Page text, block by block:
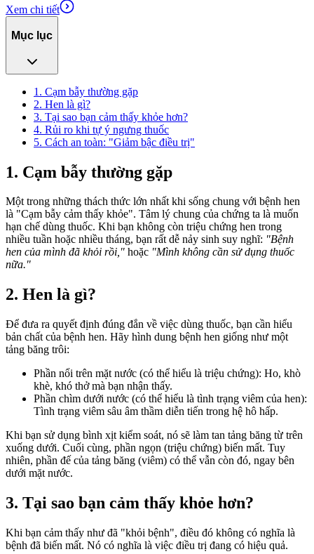
Xem chi tiết
Mục lục
1. Cạm bẫy thường gặp
2. Hen là gì?
3. Tại sao bạn cảm thấy khỏe hơn?
4. Rủi ro khi tự ý ngưng thuốc
5. Cách an toàn: "Giảm bậc điều trị"
1. Cạm bẫy thường gặp
Một trong những thách thức lớn nhất khi sống chung với bệnh hen
là "Cạm bẫy cảm thấy khỏe". Tâm lý chung của chứng ta là muốn
hạn chế dùng thuốc. Khi bạn không còn triệu chứng hen trong
nhiều tuần hoặc nhiều tháng, bạn rất dễ nảy sinh suy nghĩ: "Bệnh
hen của mình đã khỏi rồi," hoặc "Mình không cần sửdụng thuốc
nữa."
2. Hen là gì?
Để đưa ra quyết định đúng đắn về việc dùng thuốc, bạn cần hiểu
bản chất của bệnh hen. Hãy hình dung bệnh hen giống như một
tảng băng trôi:
Phần nổi trên mặt nước (có thể hiểu là triệu chứng): Ho, khò
khè, khó thở mà bạn nhận thấy.
Phần chìm dưới nước (có thể hiểu là tình trạng viêm của hen):
Tình trạng viêm sâu âm thầm diễn tiến trong hệ hô hấp.
Khi bạn sử dụng bình xịt kiểm soát, nó sẽ làm tan tảng băng từ trên
xuống dưới. Cuối cùng, phần ngọn (triệu chứng) biến mất. Tuy
nhiên, phần đế của tảng băng (viêm) có thể vẫn còn đó, ngay bên
dưới mặt nước.
3. Tại sao bạn cảm thấy khỏe hơn?
Khi bạn cảm thấy như đã "khỏi bệnh", điều đó không có nghĩa là
bệnh đã biến mất. Nó có nghĩa là việc điều trị đang có hiệu quả.